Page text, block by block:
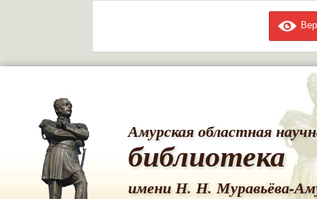
Амурская областная
библиотека
имени Н. Н. Муравьёва-